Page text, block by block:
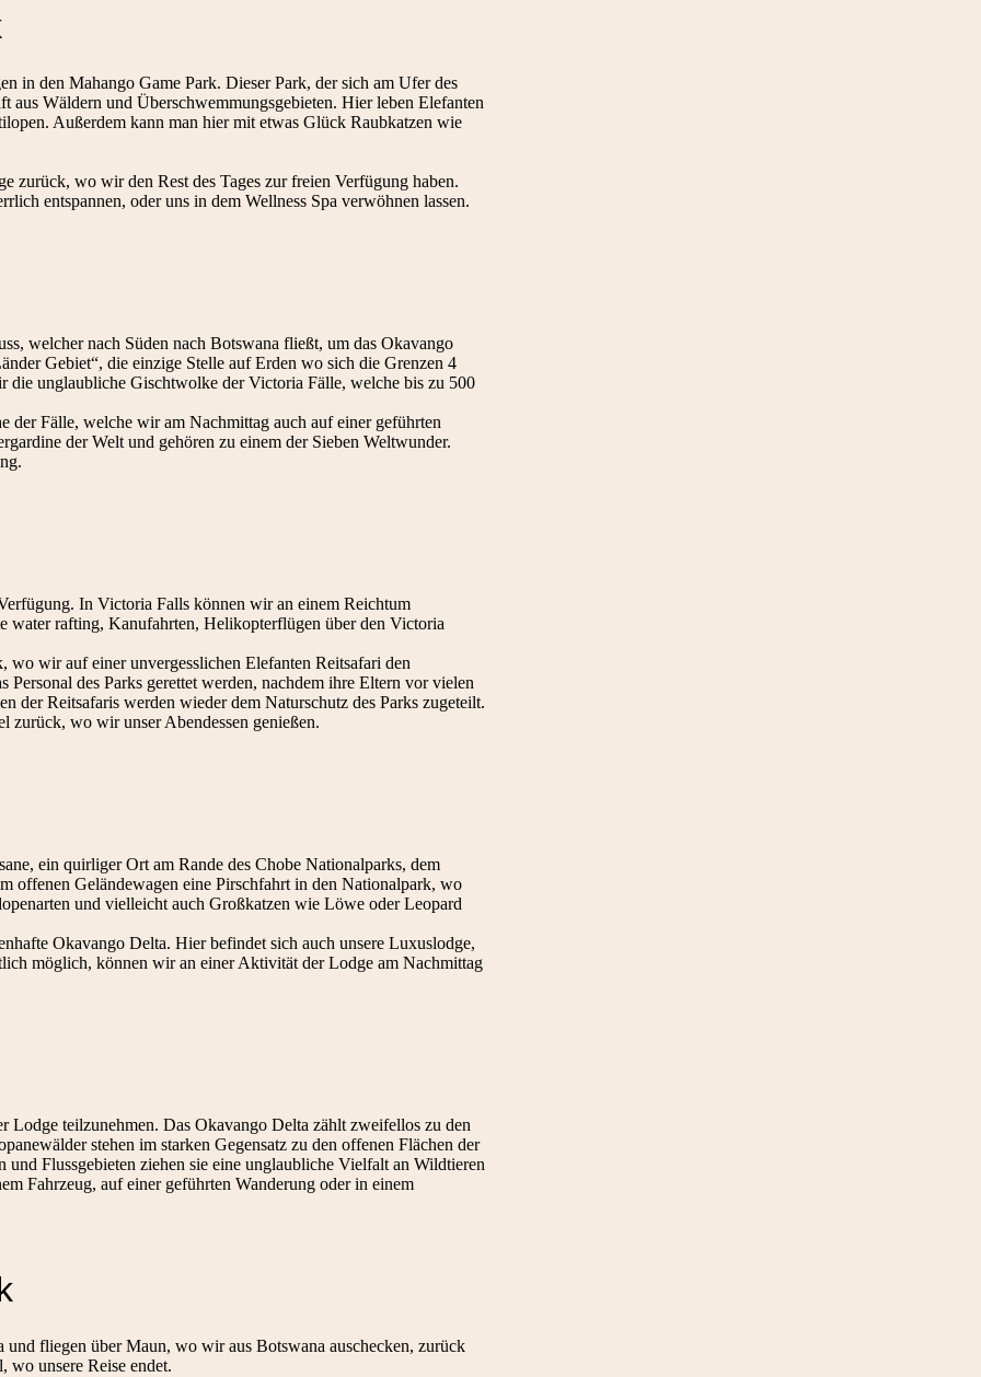
in den Mahango Game Park. Dieser Park, der sich am Ufer des
aus Wäldern und Überschwemmungsgebieten. Hier leben Elefanten
Außerdem kann man hier mit etwas Glück Raubkatzen wie
zurück, wo wir den Rest des Tages zur freien Verfügung haben.
entspannen, oder uns in dem Wellness Spa verwöhnen lassen.
welcher nach Süden nach Botswana fließt, um das Okavango
Gebiet“, die einzige Stelle auf Erden wo sich die Grenzen 4
die unglaubliche Gischtwolke der Victoria Fälle, welche bis zu 500
Fälle, welche wir am Nachmittag auch auf einer geführten
der Welt und gehören zu einem der Sieben Weltwunder.
In Victoria Falls können wir an einem Reichtum
water rafting, Kanufahrten, Helikopterflügen über den Victoria
wir auf einer unvergesslichen Elefanten Reitsafari den
des Parks gerettet werden, nachdem ihre Eltern vor vielen
der Reitsafaris werden wieder dem Naturschutz des Parks zugeteilt.
zurück, wo wir unser Abendessen genießen.
ein quirliger Ort am Rande des Chobe Nationalparks, dem
offenen Geländewagen eine Pirschfahrt in den Nationalpark, wo
und vielleicht auch Großkatzen wie Löwe oder Leopard
Okavango Delta. Hier befindet sich auch unsere Luxuslodge,
möglich, können wir an einer Aktivität der Lodge am Nachmittag
Lodge teilzunehmen. Das Okavango Delta zählt zweifellos zu den
stehen im starken Gegensatz zu den offenen Flächen der
Flussgebieten ziehen sie eine unglaubliche Vielfalt an Wildtieren
Fahrzeug, auf einer geführten Wanderung oder in einem
fliegen über Maun, wo wir aus Botswana auschecken, zurück
wo unsere Reise endet.